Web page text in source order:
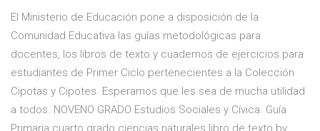
El Ministerio de Educación pone a disposición de la
Comunidad Educativa las guías metodológicas para
docentes, los libros de texto y cuadernos de ejercicios para
estudiantes de Primer Ciclo pertenecientes a la Colección
Cipotas y Cipotes. Esperamos que les sea de mucha utilidad
a todos. NOVENO GRADO Estudios Sociales y Cívica. Guía